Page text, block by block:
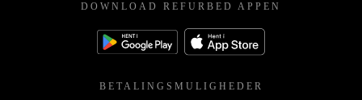
DOWNLOAD REFURBED APPEN
BETALINGSMULIGHEDER